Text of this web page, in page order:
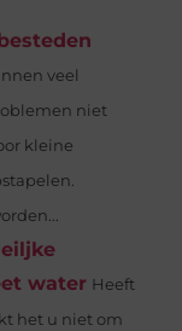
veel
niet
kleine
water Heeft
het u niet om